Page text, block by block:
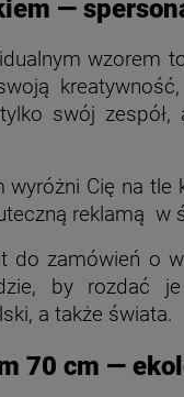
—
swój
Cię na
reklamą w
do zamówień o
by
a także świata.
70 cm —